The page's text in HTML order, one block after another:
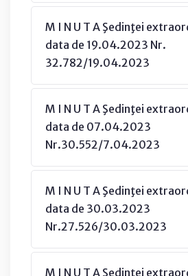
M I N U T A Şedinţei
data de 19.04.2023 Nr.
32.782/19.04.2023
M I N U T A Şedinţei
data de 07.04.2023
Nr.30.552/7.04.2023
M I N U T A Şedinţei
data de 30.03.2023
Nr.27.526/30.03.2023
M I N U T A Şedinţei